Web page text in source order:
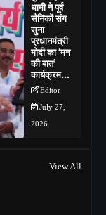
धामी ने पूर्व
सैनिकों संग
सुना
प्रधानमंत्री
मोदी का ‘मन
की बात’
कार्यक्रम…
Editor
July 27,
2026
View All